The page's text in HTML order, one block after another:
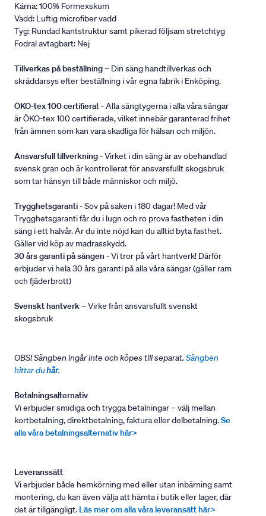
Kärna: 100% Formexskum
Vadd: Luftig microfiber vadd
Tyg: Rundad kantstruktur samt pikerad följsam stretchtyg
Fodral avtagbart: Nej
Tillverkas på beställning– Din säng handtillverkas och
skräddarsys efter beställning i vår egna fabrik i Enköping.
ÖKO-tex 100 certifierat- Alla sängtygerna i alla våra sängar
är ÖKO-tex 100 certifierade, vilket innebär garanterad frihet
från ämnen som kan vara skadliga för hälsan och miljön.
Ansvarsfull tillverkning- Virket i din säng är av obehandlad
svensk gran och är kontrollerat för ansvarsfullt skogsbruk
som tar hänsyn till både människor och miljö.
Trygghetsgaranti- Sov på saken i 180 dagar! Med vår
Trygghetsgaranti får du i lugn och ro prova fastheten i din
säng i ett halvår. Är du inte nöjd kan du alltid byta fasthet.
Gäller vid köp av madrasskydd.
30 års garanti på sängen - Vi tror på vårt hantverk! Därför
erbjuder vi hela 30 års garanti på alla våra sängar (gäller ram
och fjäderbrott)
Svenskt hantverk– Virke från ansvarsfullt svenskt
skogsbruk
OBS! Sängben ingår inte och köpes till separat. Sängben
hittar duhär.
Betalningsalternativ
Vi erbjuder smidiga och trygga betalningar – välj mellan
kortbetalning, direktbetalning, faktura eller delbetalning.Se
alla våra betalningsalternativ här>
Leveranssätt
Vi erbjuder både hemkörning med eller utan inbärning samt
montering, du kan även välja att hämta i butik eller lager, där
det är tillgängligt. Läs mer om alla våra leveransätt här>